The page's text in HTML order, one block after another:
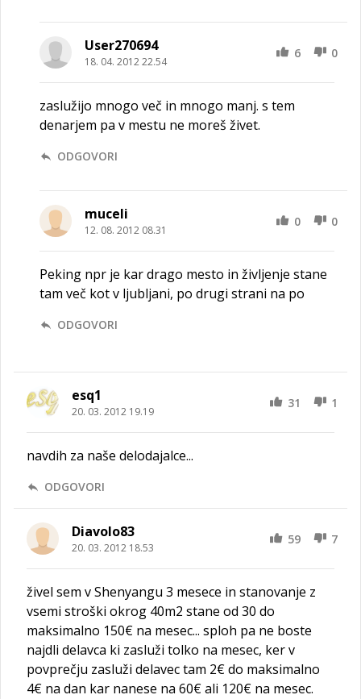
User270694
18. 04. 2012 22.54
6 0
zaslužijo mnogo več in mnogo manj. s tem
denarjem pa v mestu ne moreš živet.
ODGOVORI
muceli
12. 08. 2012 08.31
0 0
Peking npr je kar drago mesto in življenje stane
tam več kot v ljubljani, po drugi strani na po
ODGOVORI
esq1
20. 03. 2012 19.19
31 1
navdih za naše delodajalce...
ODGOVORI
Diavolo83
20. 03. 2012 18.53
59 7
živel sem v Shenyangu 3 mesece in stanovanje z
vsemi stroški okrog 40m2 stane od 30 do
maksimalno 150€ na mesec... sploh pa ne boste
najdli delavca ki zasluži tolko na mesec, ker v
povprečju zasluži delavec tam 2€ do maksimalno
4€ na dan kar nanese na 60€ ali 120€ na mesec.